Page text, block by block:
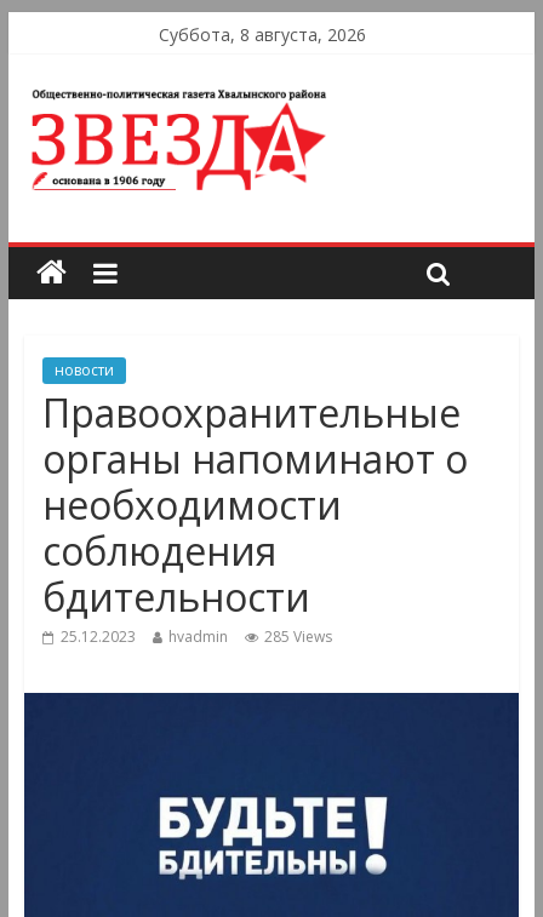
Суббота, 8 августа, 2026
новости
Правоохранительные
органы напоминают о
необходимости
соблюдения
бдительности
25.12.2023 hvadmin 285 Views